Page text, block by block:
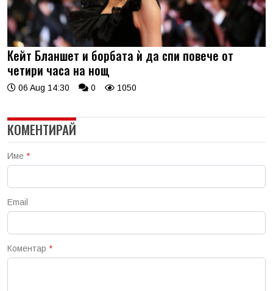
Кейт Бланшет и борбата ѝ да спи повече от
четири часа на нощ
06 Aug 14:30 0 1050
КОМЕНТИРАЙ
Име *
Email
Коментар *